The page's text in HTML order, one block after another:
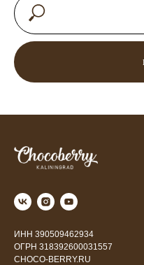
ИНН 390509462934
ОГРН 318392600031557
CHOCO-BERRY.RU